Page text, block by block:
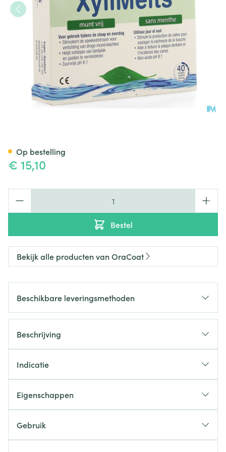
€ 15,10
Bestel
Op bestelling
Bekijk alle producten van OraCoat
Beschikbare leveringsmethoden
Beschrijving
Indicatie
Eigenschappen
Gebruik